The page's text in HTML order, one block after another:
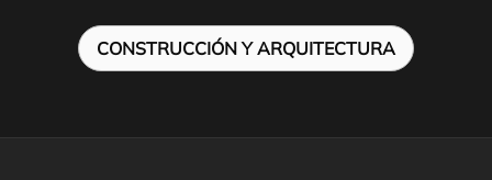
CONSTRUCCIÓN Y ARQUITECTURA